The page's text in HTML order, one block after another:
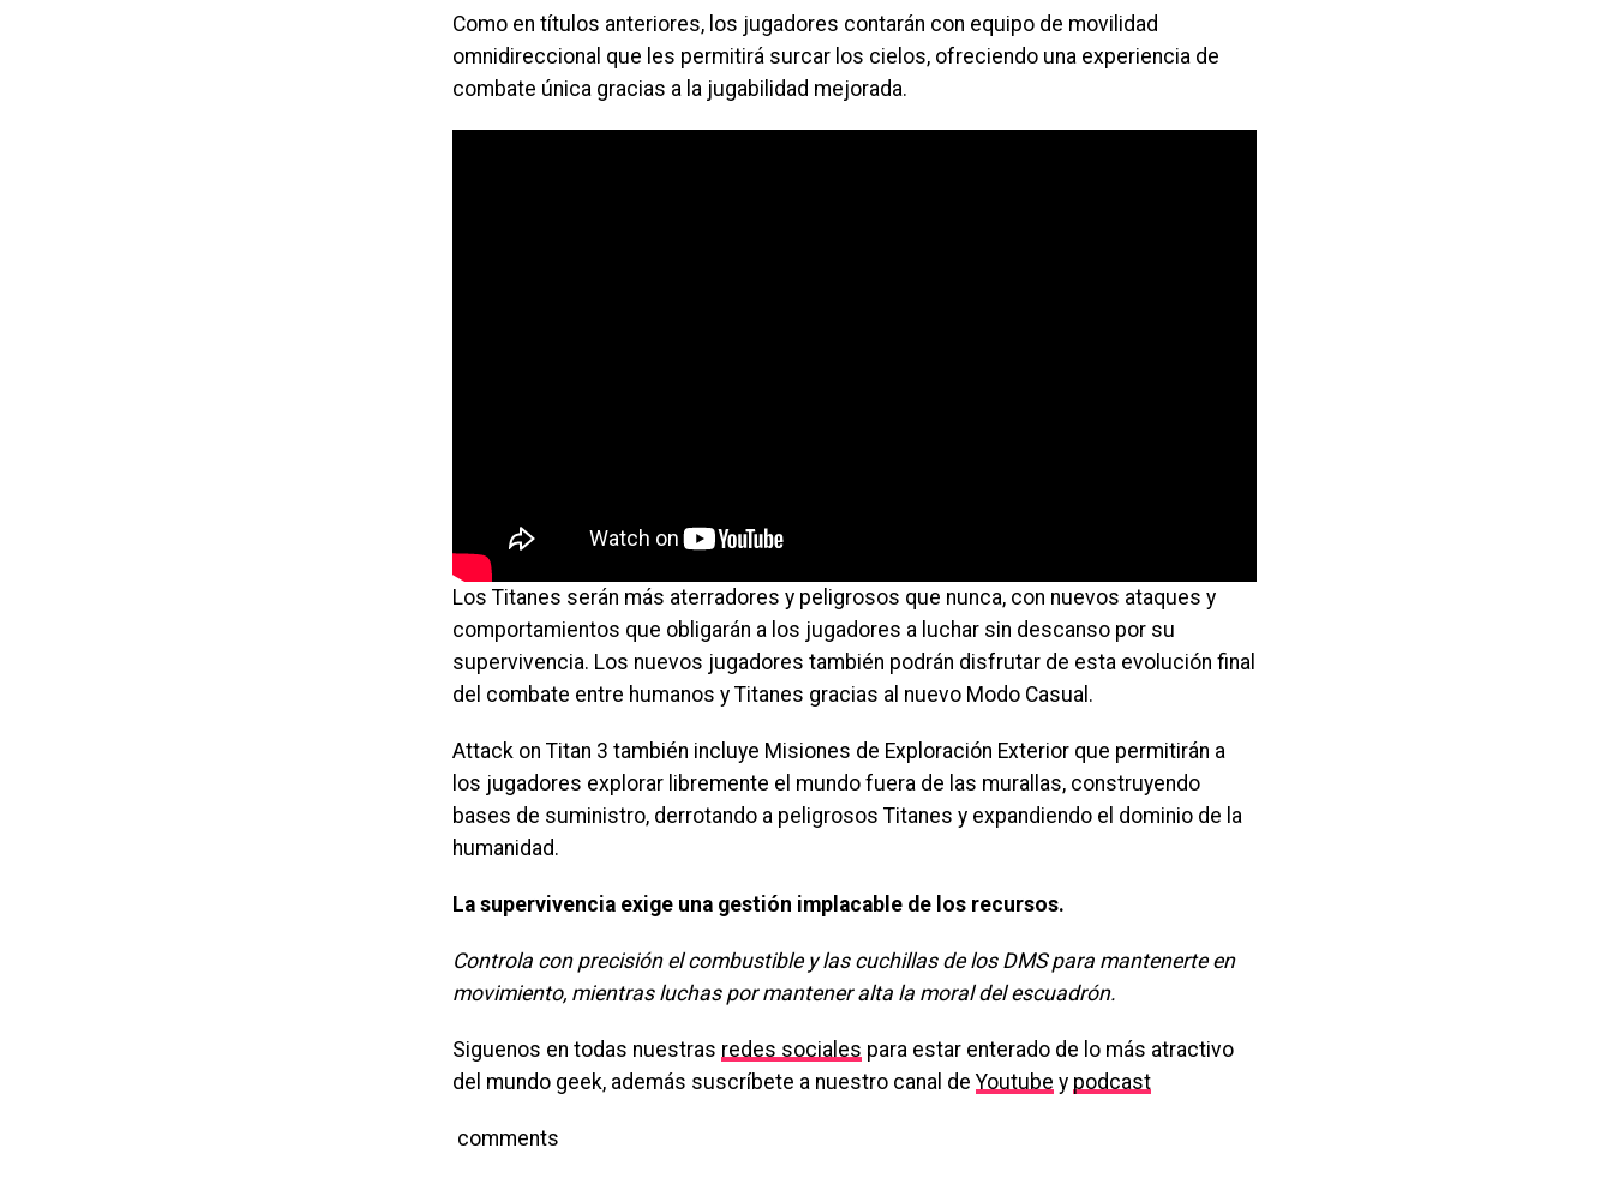
Como en títulos anteriores, los jugadores contarán con equipo de movilidad
omnidireccional que les permitirá surcar los cielos, ofreciendo una experiencia de
combate única gracias a la jugabilidad mejorada.
Los Titanes serán más aterradores y peligrosos que nunca, con nuevos ataques y
comportamientos que obligarán a los jugadores a luchar sin descanso por su
supervivencia. Los nuevos jugadores también podrán disfrutar de esta evolución final
del combate entre humanos y Titanes gracias al nuevo Modo Casual.
Attack on Titan 3 también incluye Misiones de Exploración Exterior que permitirán a
los jugadores explorar libremente el mundo fuera de las murallas, construyendo
bases de suministro, derrotando a peligrosos Titanes y expandiendo el dominio de la
humanidad.
La supervivencia exige una gestión implacable de los recursos.
Controla con precisión el combustible y las cuchillas de los DMS para mantenerte en
movimiento, mientras luchas por mantener alta la moral del escuadrón.
Siguenos en todas nuestras redes sociales para estar enterado de lo más atractivo
del mundo geek, además suscríbete a nuestro canal deYoutube y podcast
comments